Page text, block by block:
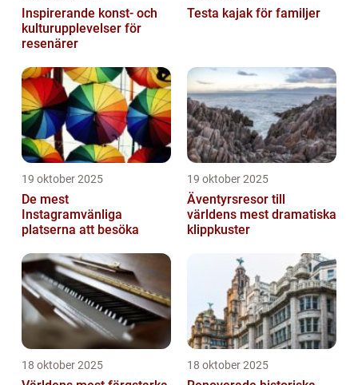
Inspirerande konst- och
kulturupplevelser för
resenärer
Testa kajak för familjer
19 oktober 2025
De mest
Instagramvänliga
platserna att besöka
19 oktober 2025
Äventyrsresor till
världens mest dramatiska
klippkuster
18 oktober 2025 18 oktober 2025